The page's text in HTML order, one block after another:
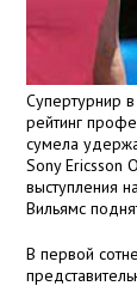
Супертурнир
рейтинг
сумела
Sony Ericsson
выступления
Вильямс
В первой